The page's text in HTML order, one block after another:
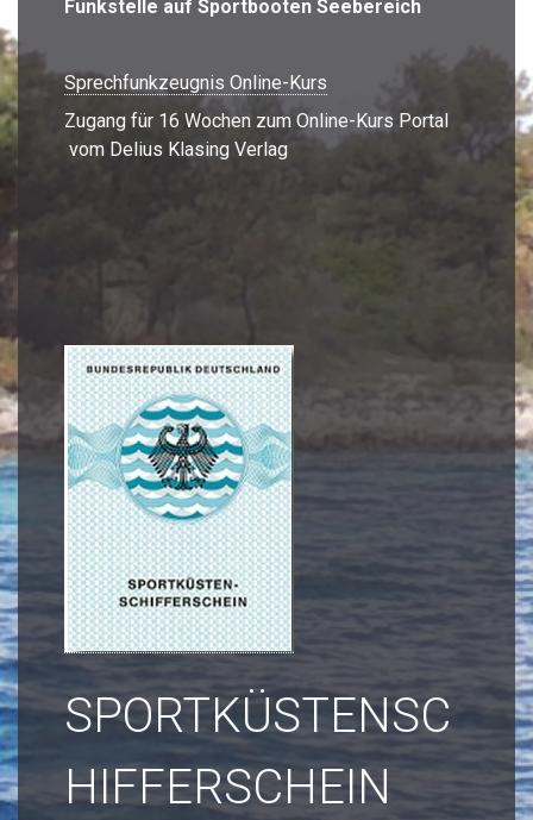
Funkstelle auf Sportbooten Seebereich
Sprechfunkzeugnis Online-Kurs
Zugang für 16 Wochen zum Online-Kurs Portal
vom Delius Klasing Verlag
SPORTKÜSTENSC
HIFFERSCHEIN